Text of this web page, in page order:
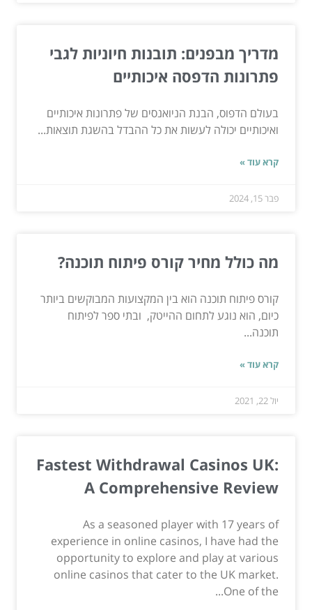
מדריך מבפנים: תובנות חיוניות לגבי
פתרונות הדפסה איכותיים
בעולם הדפוס, הבנת הניואנסים של פתרונות איכותיים
ואיכותיים יכולה לעשות את כל ההבדל בהשגת תוצאות...
קרא עוד »
פבר 15, 2024
מה כולל מחיר קורס פיתוח תוכנה?
קורס פיתוח תוכנה הוא בין המקצועות המבוקשים ביותר
כיום, הוא נוגע לתחום ההייטק, ובתי ספר לפיתוח
תוכנה...
קרא עוד »
יול 22, 2021
Fastest Withdrawal Casinos UK:
A Comprehensive Review
As a seasoned player with 17 years of
experience in online casinos, I have had the
opportunity to explore and play at various
online casinos that cater to the UK market.
One of the...